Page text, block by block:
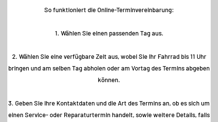
So funktioniert die Online-Terminvereinbarung:
1. Wählen Sie einen passenden Tag aus.
2. Wählen Sie eine verfügbare Zeit aus, wobei Sie Ihr Fahrrad bis 11 Uhr
bringen und am selben Tag abholen oder am Vortag des Termins abgeben
können.
3. Geben Sie Ihre Kontaktdaten und die Art des Termins an, ob es sich um
einen Service- oder Reparaturtermin handelt, sowie weitere Details, falls